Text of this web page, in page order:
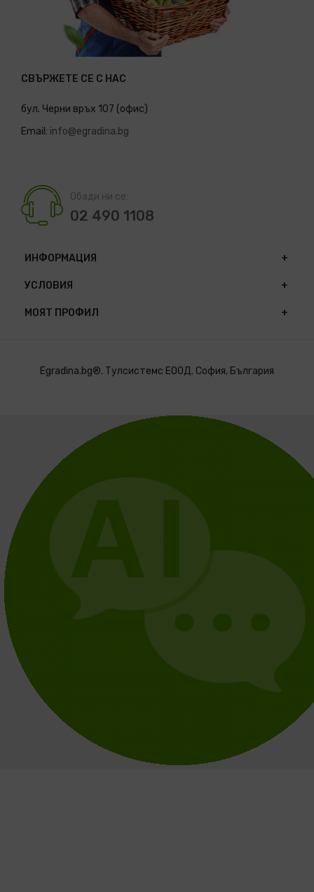
СВЪРЖЕТЕ СЕ С НАС
бул. Черни връх 107 (офис)
Email: info@egradina.bg
Обади ни се:
02 490 1108
ИНФОРМАЦИЯ
УСЛОВИЯ
МОЯТ ПРОФИЛ
Egradina.bg®. Тулсистемс ЕООД. София, България